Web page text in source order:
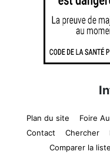
Plan du site Foire
Contact
Chercher
Comparer la